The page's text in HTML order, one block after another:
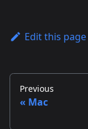
Edit this page
Previous
Mac